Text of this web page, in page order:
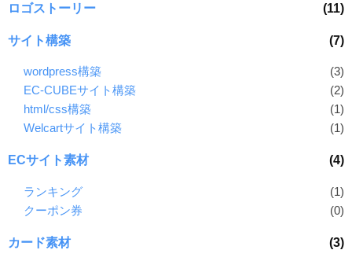
ロゴストーリー (11)
サイト構築 (7)
wordpress構築
(3)
EC-CUBEサイト構築
(2)
html/css構築
(1)
Welcartサイト構築
(1)
ECサイト素材 (4)
ランキング
(1)
クーポン券
(0)
カード素材 (3)